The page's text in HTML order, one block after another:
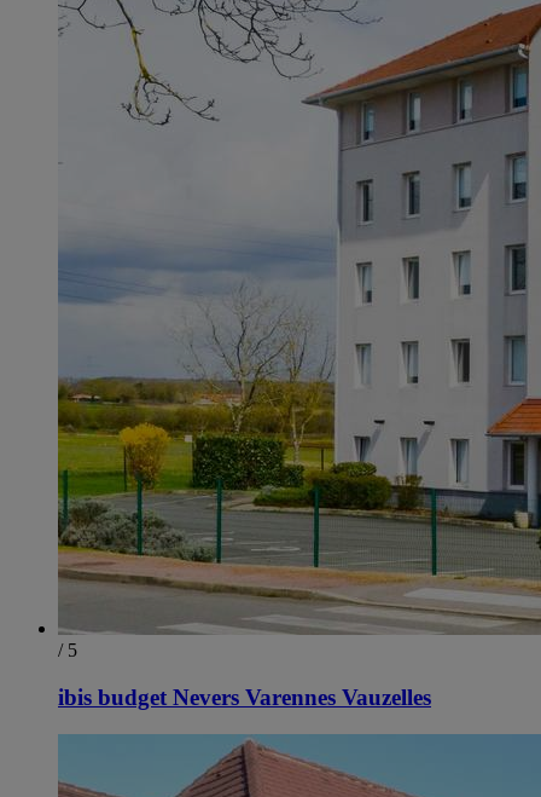
/ 5
ibis budget Nevers Varennes Vauzelles